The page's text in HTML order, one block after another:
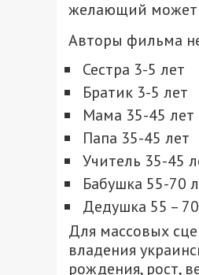
желающий может
Авторы фильма
Сестра 3-5 лет
Братик 3-5 лет
Мама 35-45 лет
Папа 35-45 лет
Учитель 35-45
Бабушка 55-70
Дедушка 55 –
Для массовых
владения
рождения, рост,